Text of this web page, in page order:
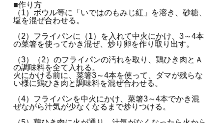
■作り方
（1）ボウル等に「いではのもみじ紅」を溶き、砂糖、
塩を混ぜ合わせる。
（2）フライパンに（1）を入れて中火にかけ、3～4本
の菜箸を使ってかき混ぜ、炒り卵を作り取り出す。
（3）（2）のフライパンの汚れを取り、鶏ひき肉とＡ
の調味料を全て入れる。
火にかける前に、菜箸3～4本を使って、ダマが残らな
い様に鶏ひき肉と調味料を混ぜ合わせる。
（4）フライパンを中火にかけ、菜箸3～4本でかき混
ぜながら汁気が少なくなるまで炒りつける。